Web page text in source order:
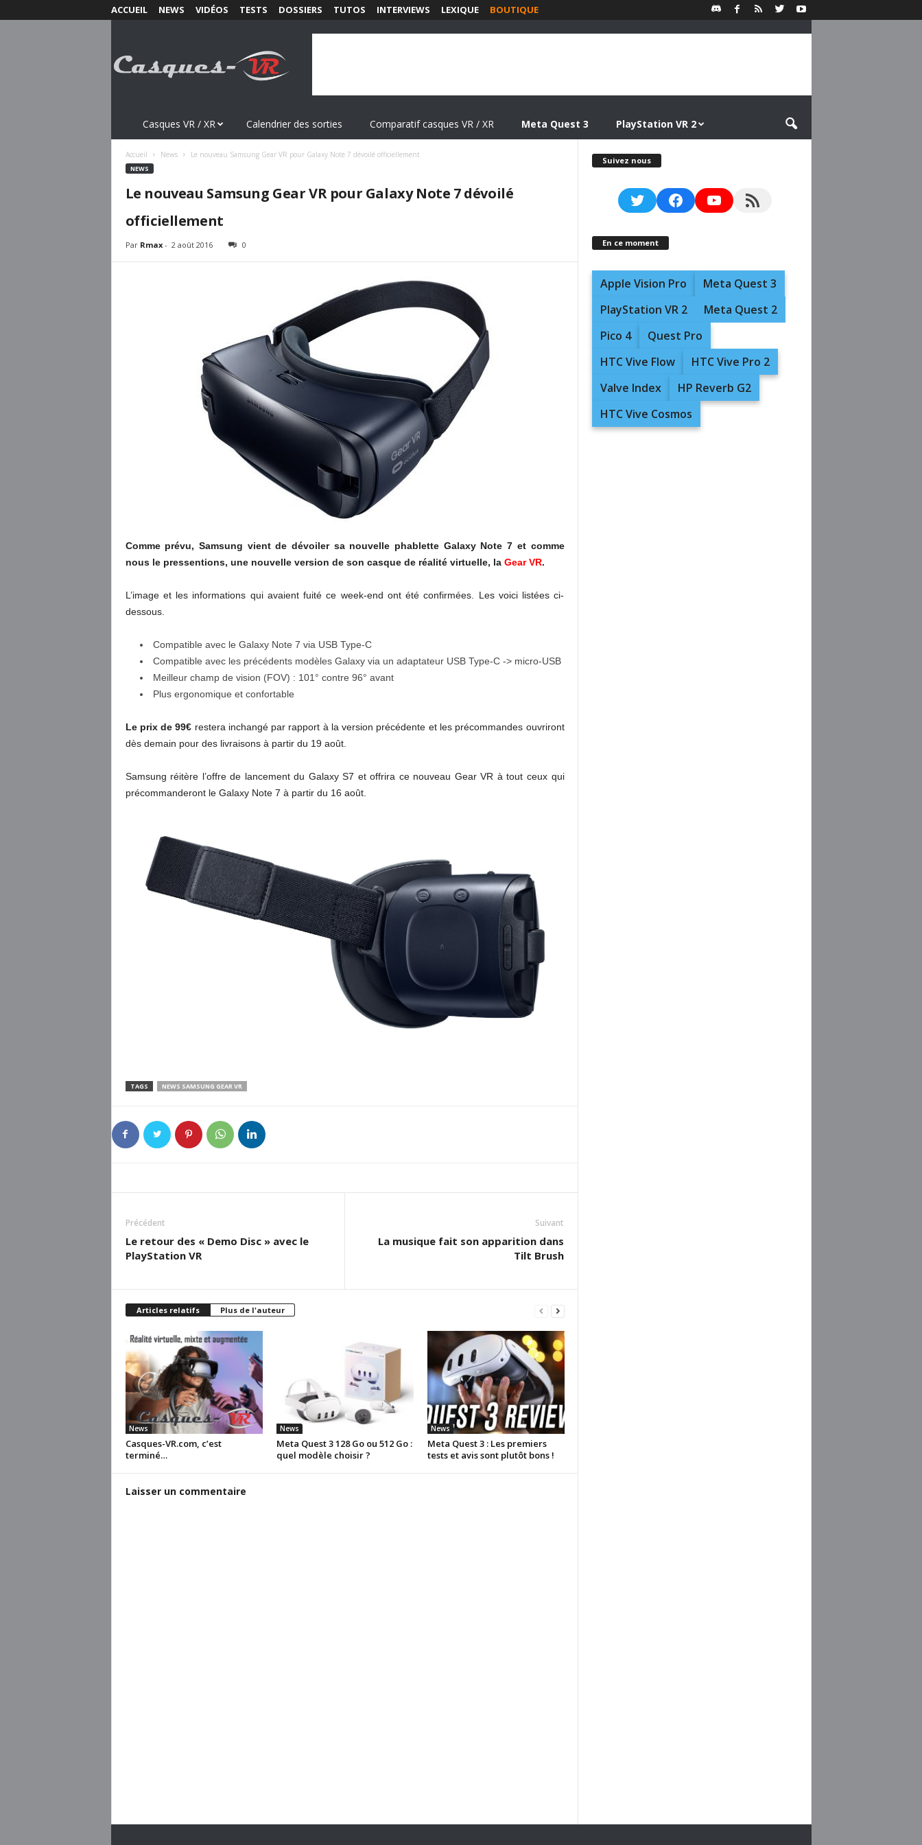
ACCUEIL NEWS VIDÉOS TESTS DOSSIERS TUTOS INTERVIEWS LEXIQUE BOUTIQUE
s
Casques VR / XR Calendrier des sorties Comparatif casques VR / XR Meta Quest 3 PlayStation VR 2
Accueil News Le nouveau Samsung Gear VR pour Galaxy Note 7 dévoilé officiellement
NEWS
Le nouveau Samsung Gear VR pour Galaxy Note 7 dévoilé
officiellement
Par Rmax- 2 août 2016 0
Comme prévu, Samsung vient de dévoiler sa nouvelle phablette Galaxy Note 7 et comme
nous le pressentions, une nouvelle version de son casque de réalité virtuelle, la Gear VR.
L’image et les informations qui avaient fuité ce week-end ont été confirmées. Les voici listées ci-
dessous.
Compatible avec le Galaxy Note 7 via USB Type-C
Compatible avec les précédents modèles Galaxy via un adaptateur USB Type-C -> micro-USB
Meilleur champ de vision (FOV) : 101° contre 96° avant
Plus ergonomique et confortable
Le prix de 99€ restera inchangé par rapport à la version précédente et les précommandes ouvriront
dès demain pour des livraisons à partir du 19 août.
Samsung réitère l’offre de lancement du Galaxy S7 et offrira ce nouveau Gear VR à tout ceux qui
précommanderont le Galaxy Note 7 à partir du 16 août.
TAGS NEWS SAMSUNG GEAR VR
Précédent
Le retour des « Demo Disc » avec le
PlayStation VR
Suivant
La musique fait son apparition dans
Tilt Brush
Articles relatifs Plus de l'auteur
News
Casques-VR.com, c’est
terminé…
News
Meta Quest 3 128 Go ou 512 Go :
quel modèle choisir ?
News
Meta Quest 3 : Les premiers
tests et avis sont plutôt bons !
Laisser un commentaire
Suivez nous
TwitterFacebookYouTubeRSS Feed
En ce moment
Apple Vision Pro
Meta Quest 3
PlayStation VR 2
Meta Quest 2
Pico 4
Quest Pro
HTC Vive Flow
HTC Vive Pro 2
Valve Index
HP Reverb G2
HTC Vive Cosmos